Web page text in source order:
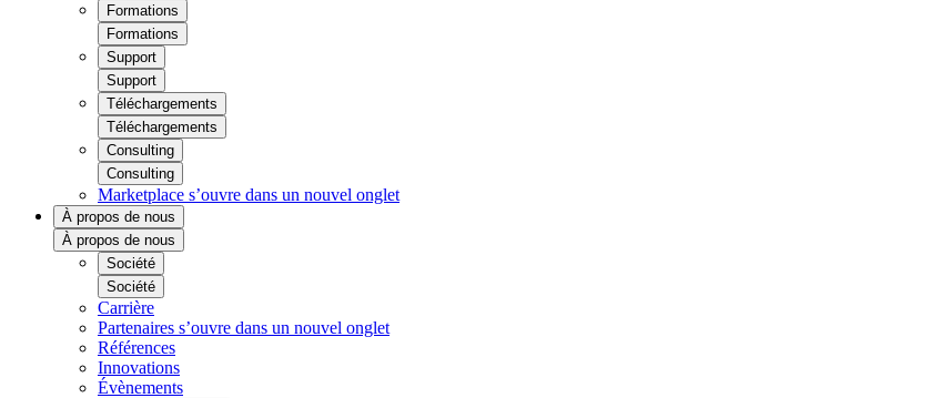
Formations
Formations
Support
Support
Téléchargements
Téléchargements
Consulting
Consulting
Marketplace s’ouvre dans un nouvel onglet
À propos de nous
À propos de nous
Société
Société
Carrière
Partenaires s’ouvre dans un nouvel onglet
Références
Innovations
Évènements